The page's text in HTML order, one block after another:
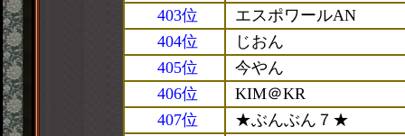
403位
エスポワールAN
404位
じおん
405位
今やん
406位
KIM＠KR
407位
★ぶんぶん７★